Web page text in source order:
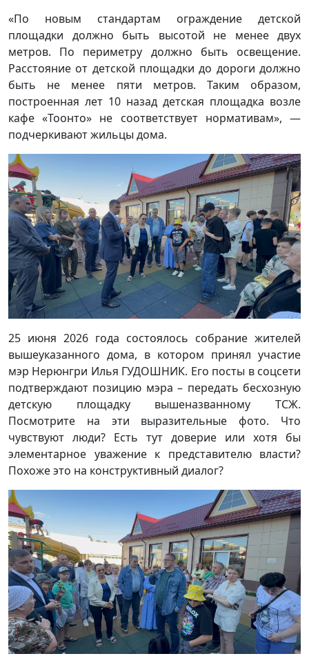
«По новым стандартам ограждение детской
площадки должно быть высотой не менее двух
метров. По периметру должно быть освещение.
Расстояние от детской площадки до дороги должно
быть не менее пяти метров. Таким образом,
построенная лет 10 назад детская площадка возле
кафе «Тоонто» не соответствует нормативам», —
подчеркивают жильцы дома.
25 июня 2026 года состоялось собрание жителей
вышеуказанного дома, в котором принял участие
мэр Нерюнгри Илья ГУДОШНИК. Его посты в соцсети
подтверждают позицию мэра – передать бесхозную
детскую площадку вышеназванному ТСЖ.
Посмотрите на эти выразительные фото. Что
чувствуют люди? Есть тут доверие или хотя бы
элементарное уважение к представителю власти?
Похоже это на конструктивный диалог?